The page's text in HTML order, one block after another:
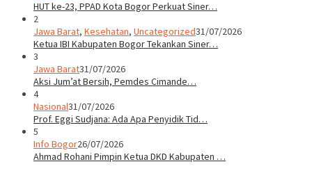
HUT ke-23, PPAD Kota Bogor Perkuat Siner…
2
Jawa Barat, Kesehatan, Uncategorized31/07/2026
Ketua IBI Kabupaten Bogor Tekankan Siner…
3
Jawa Barat31/07/2026
Aksi Jum’at Bersih, Pemdes Cimande…
4
Nasional31/07/2026
Prof. Eggi Sudjana: Ada Apa Penyidik Tid…
5
Info Bogor26/07/2026
Ahmad Rohani Pimpin Ketua DKD Kabupaten …